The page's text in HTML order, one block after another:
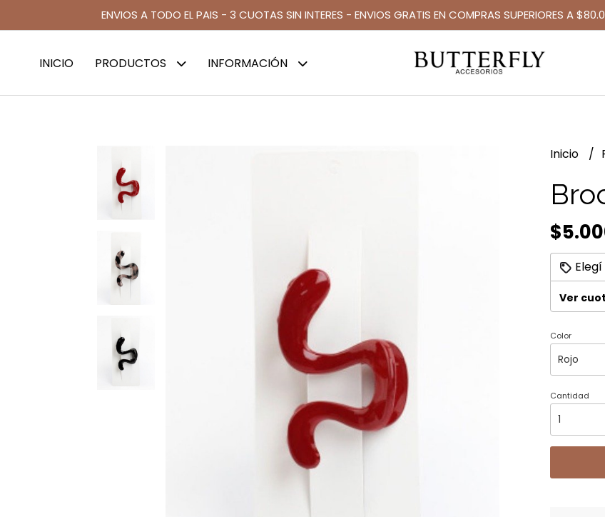
ENVIOS A TODO EL PAIS - 3 CUOTAS SIN INTERES - ENVIOS GRATIS EN COMPRAS SUPERIORES A
INICIO PRODUCTOS INFORMACIÓN
Inicio
Ver
Color
Cantidad